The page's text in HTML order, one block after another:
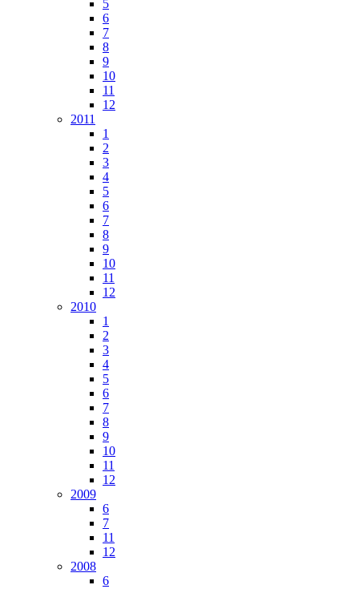
5
6
7
8
9
10
11
12
2011
1
2
3
4
5
6
7
8
9
10
11
12
2010
1
2
3
4
5
6
7
8
9
10
11
12
2009
6
7
11
12
2008
6